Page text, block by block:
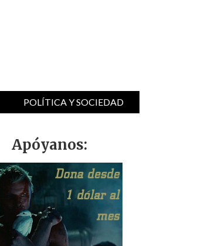
POLÍTICA Y SOCIEDAD
Apóyanos: